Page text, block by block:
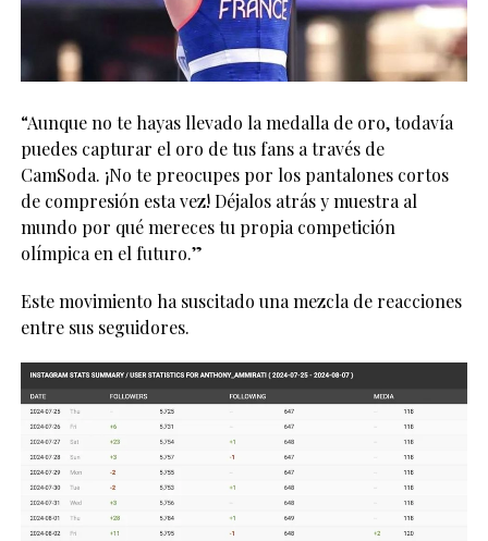
“Aunque no te hayas llevado la medalla de oro, todavía
puedes capturar el oro de tus fans a través de
CamSoda. ¡No te preocupes por los pantalones cortos
de compresión esta vez! Déjalos atrás y muestra al
mundo por qué mereces tu propia competición
olímpica en el futuro.”
Este movimiento ha suscitado una mezcla de reacciones
entre sus seguidores.